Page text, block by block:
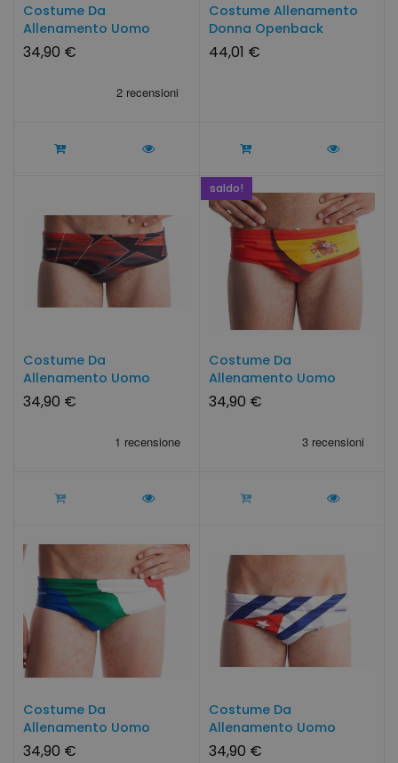
Costume Da
Allenamento Uomo
BRASILE By SwimmerWear
34,90 €
Costume Allenamento
Donna Openback
CHAOS...
44,01 €
Costume Da
Allenamento Uomo
CHAOS By SwimmerWear
34,90 €
saldo!
Costume Da
Allenamento Uomo
SPAGNA By
SwimmerWear
34,90 €
Costume Da
Allenamento Uomo
ITALIA By SwimmerWear
34,90 €
Costume Da
Allenamento Uomo
CUBA By SwimmerWear
34,90 €